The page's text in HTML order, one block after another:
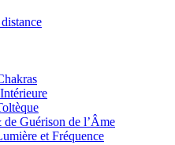
Guérison de l’Âme
et Fréquence